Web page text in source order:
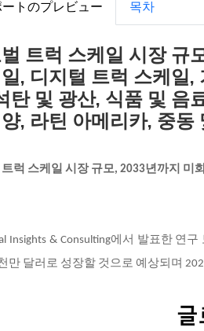
ートのプレビュー 목차
트럭 스케일 시장 규
, 디지털 트럭 스케일
탄 및 광산, 식품 및 음
, 라틴 아메리카, 중
럭 스케일 시장 규모, 2033년까지 미
Insights & Consulting에서 발표한 연구
만 달러로 성장할 것으로 예상되며